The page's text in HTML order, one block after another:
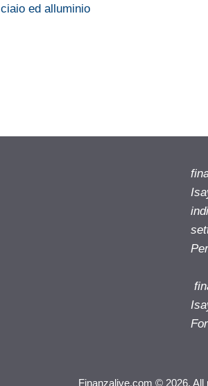
ed alluminio
Finanzalive.com © 2026. All